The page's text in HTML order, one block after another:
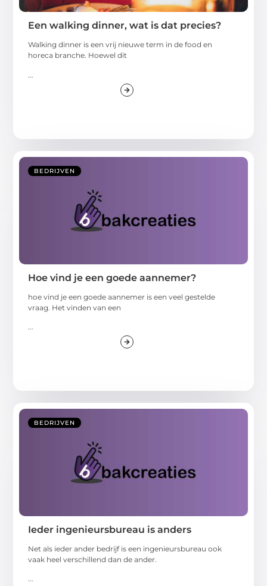
Een walking dinner, wat is dat precies?
Walking dinner is een vrij nieuwe term in de food en
horeca branche. Hoewel dit
BEDRIJVEN
Hoe vind je een goede aannemer?
hoe vind je een goede aannemer is een veel gestelde
vraag. Het vinden van een
...
BEDRIJVEN
Ieder ingenieursbureau is anders
Net als ieder ander bedrijf is een ingenieursbureau ook
vaak heel verschillend dan de ander.
...